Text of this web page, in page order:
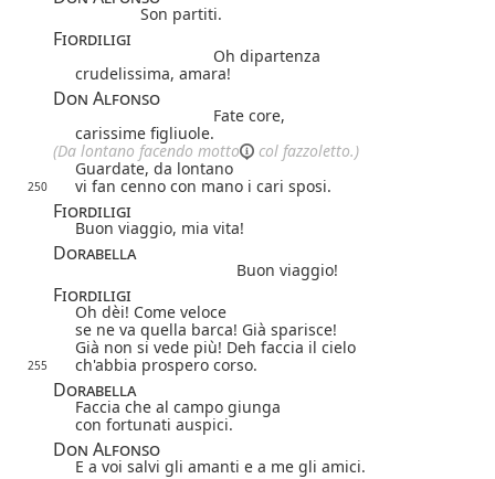
Son partiti.
Fiordiligi
Oh dipartenza
crudelissima, amara!
Don Alfonso
Fate core,
carissime figliuole.
(Da lontano facendo motto
col fazzoletto.)
Guardate, da lontano
250 vi fan cenno con mano i cari sposi.
Fiordiligi
Buon viaggio, mia vita!
Dorabella
Buon viaggio!
Fiordiligi
Oh dèi! Come veloce
se ne va quella barca! Già sparisce!
Già non si vede più! Deh faccia il cielo
255 ch'abbia prospero corso.
Dorabella
Faccia che al campo giunga
con fortunati auspici.
Don Alfonso
E a voi salvi gli amanti e a me gli amici.